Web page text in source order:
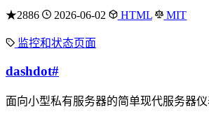
★2886 2026-06-02 HTML MIT
监控和状态页面
dashdot#
面向小型私有服务器的简单现代服务器仪